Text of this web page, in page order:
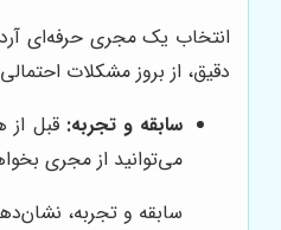
انتخاب یک مجری حرفه‌ای
دقیق، از بروز مشکلات
سابقه و تجربه: قبل از
می‌توانید از مجری
سابقه و تجربه،